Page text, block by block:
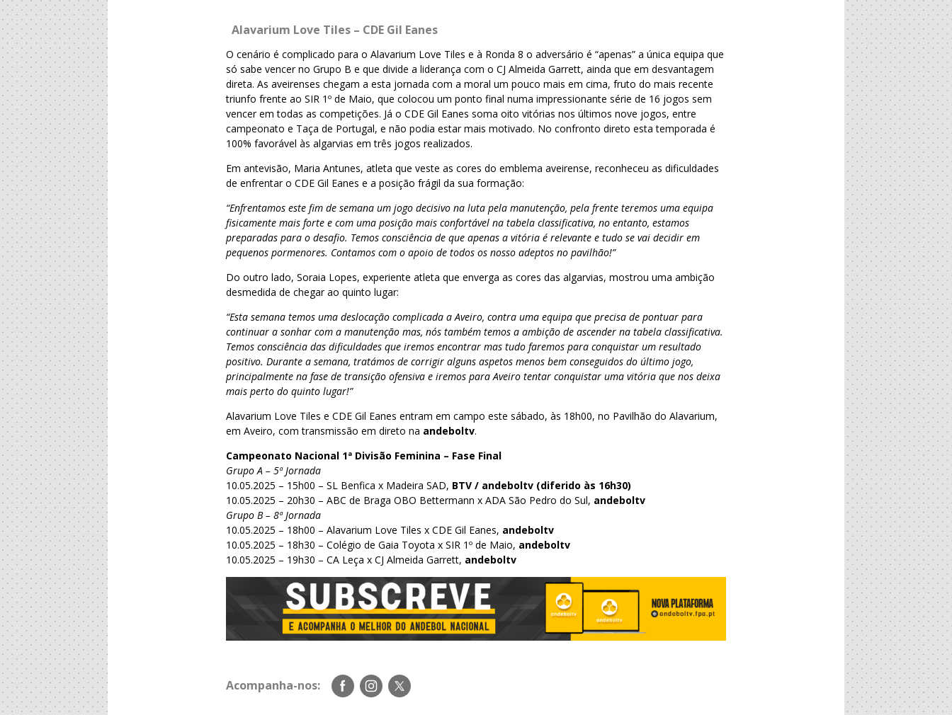
Alavarium Love Tiles – CDE Gil Eanes
O cenário é complicado para o Alavarium Love Tiles e à Ronda 8 o adversário é “apenas” a única equipa que
só sabe vencer no Grupo B e que divide a liderança com o CJ Almeida Garrett, ainda que em desvantagem
direta. As aveirenses chegam a esta jornada com a moral um pouco mais em cima, fruto do mais recente
triunfo frente ao SIR 1º de Maio, que colocou um ponto final numa impressionante série de 16 jogos sem
vencer em todas as competições. Já o CDE Gil Eanes soma oito vitórias nos últimos nove jogos, entre
campeonato e Taça de Portugal, e não podia estar mais motivado. No confronto direto esta temporada é
100% favorável às algarvias em três jogos realizados.
Em antevisão, Maria Antunes, atleta que veste as cores do emblema aveirense, reconheceu as dificuldades
de enfrentar o CDE Gil Eanes e a posição frágil da sua formação:
“Enfrentamos este fim de semana um jogo decisivo na luta pela manutenção, pela frente teremos uma equipa
fisicamente mais forte e com uma posição mais confortável na tabela classificativa, no entanto, estamos
preparadas para o desafio. Temos consciência de que apenas a vitória é relevante e tudo se vai decidir em
pequenos pormenores. Contamos com o apoio de todos os nosso adeptos no pavilhão!”
Do outro lado, Soraia Lopes, experiente atleta que enverga as cores das algarvias, mostrou uma ambição
desmedida de chegar ao quinto lugar:
“Esta semana temos uma deslocação complicada a Aveiro, contra uma equipa que precisa de pontuar para
continuar a sonhar com a manutenção mas, nós também temos a ambição de ascender na tabela classificativa.
Temos consciência das dificuldades que iremos encontrar mas tudo faremos para conquistar um resultado
positivo. Durante a semana, tratámos de corrigir alguns aspetos menos bem conseguidos do último jogo,
principalmente na fase de transição ofensiva e iremos para Aveiro tentar conquistar uma vitória que nos deixa
mais perto do quinto lugar!”
Alavarium Love Tiles e CDE Gil Eanes entram em campo este sábado, às 18h00, no Pavilhão do Alavarium,
em Aveiro, com transmissão em direto na andeboltv.
Campeonato Nacional 1ª Divisão Feminina – Fase Final
Grupo A – 5ª Jornada
10.05.2025 – 15h00 – SL Benfica x Madeira SAD, BTV / andeboltv (diferido às 16h30)
10.05.2025 – 20h30 – ABC de Braga OBO Bettermann x ADA São Pedro do Sul, andeboltv
Grupo B – 8ª Jornada
10.05.2025 – 18h00 – Alavarium Love Tiles x CDE Gil Eanes, andeboltv
10.05.2025 – 18h30 – Colégio de Gaia Toyota x SIR 1º de Maio, andeboltv
10.05.2025 – 19h30 – CA Leça x CJ Almeida Garrett, andeboltv
Acompanha-nos:
Siga-
nos
Siga-
nos
Siga-
nos